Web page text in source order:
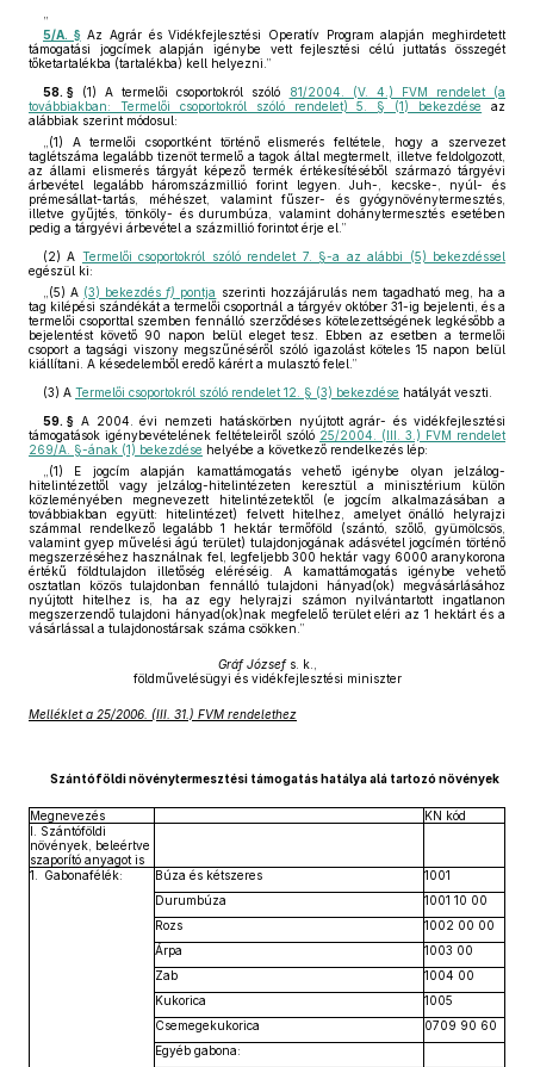
5/A. §Az Agrár és Vidékfejlesztési Operatív Program alapján meghirdetett
támogatási jogcímek alapján igénybe vett fejlesztési célú juttatás összegét
tőketartalékba (tartalékba) kell helyezni.”
58. § (1) A termelői csoportokról szóló
81/2004. (V. 4.) FVM rendelet (a
továbbiakban: Termelői csoportokról szóló rendelet) 5. § (1) bekezdése az
alábbiak szerint módosul:
„(1) A termelői csoportként történő elismerés feltétele, hogy a szervezet
taglétszáma legalább tizenöt termelő a tagok által megtermelt, illetve feldolgozott,
az állami elismerés tárgyát képező termék értékesítéséből származó tárgyévi
árbevétel legalább háromszázmillió forint legyen. Juh-, kecske-, nyúl- és
prémesállat-tartás, méhészet, valamint fűszer- és gyógynövénytermesztés,
illetve gyűjtés, tönköly- és durumbúza, valamint dohánytermesztés esetében
pedig a tárgyévi árbevétel a százmillió forintot érje el.”
(2) A Termelői csoportokról szóló rendelet 7. §-a az alábbi (5) bekezdéssel
egészül ki:
„(5) A (3) bekezdésf) pontja szerinti hozzájárulás nem tagadható meg, ha a
tag kilépési szándékát a termelői csoportnál a tárgyév október 31-ig bejelenti, és a
termelői csoporttal szemben fennálló szerződéses kötelezettségének legkésőbb a
bejelentést követő 90 napon belül eleget tesz. Ebben az esetben a termelői
csoport a tagsági viszony megszűnéséről szóló igazolást köteles 15 napon belül
kiállítani. A késedelemből eredő kárért a mulasztó felel.”
(3) A Termelői csoportokról szóló rendelet 12. § (3) bekezdése hatályát veszti.
59. § A 2004. évi nemzeti hatáskörben nyújtott agrár- és vidékfejlesztési
támogatások igénybevételének feltételeiről szóló 25/2004. (III. 3.) FVM rendelet
269/A. §-ának (1) bekezdése helyébe a következő rendelkezés lép:
„(1) E jogcím alapján kamattámogatás vehető igénybe olyan jelzálog-
hitelintézettől vagy jelzálog-hitelintézeten keresztül a minisztérium külön
közleményében megnevezett hitelintézetektől (e jogcím alkalmazásában a
továbbiakban együtt: hitelintézet) felvett hitelhez, amelyet önálló helyrajzi
számmal rendelkező legalább 1 hektár termőföld (szántó, szőlő, gyümölcsös,
valamint gyep művelési ágú terület) tulajdonjogának adásvétel jogcímén történő
megszerzéséhez használnak fel, legfeljebb 300 hektár vagy 6000 aranykorona
értékű földtulajdon illetőség eléréséig. A kamattámogatás igénybe vehető
osztatlan közös tulajdonban fennálló tulajdoni hányad(ok) megvásárlásához
nyújtott hitelhez is, ha az egy helyrajzi számon nyilvántartott ingatlanon
megszerzendő tulajdoni hányad(ok)nak megfelelő terület eléri az 1 hektárt és a
vásárlással a tulajdonostársak száma csökken.”
Gráf Józsefs. k.,
földművelésügyi és vidékfejlesztési miniszter
Melléklet a 25/2006. (III. 31.) FVM rendelethez
Szántóföldi növénytermesztési támogatás hatálya alá tartozó növények
Megnevezés
KN kód
I. Szántóföldi
növények, beleértve
szaporító anyagot is
1. Gabonafélék:
Búza és kétszeres
1001
Durumbúza
1001 10 00
Rozs
1002 00 00
Árpa
1003 00
Zab
1004 00
Kukorica
1005
Csemegekukorica
0709 90 60
Egyéb gabona: